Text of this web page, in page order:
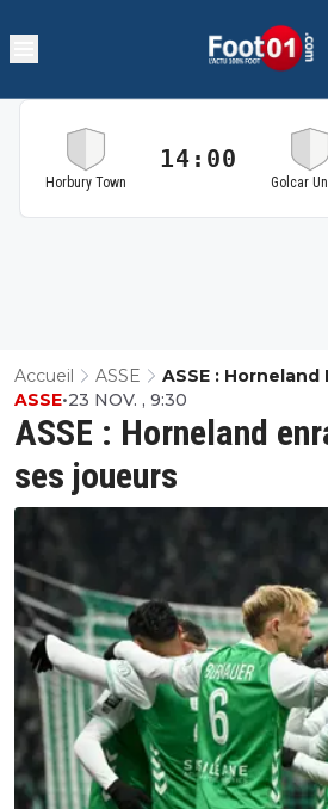
Horbury Town
14:00
Golcar
Accueil ASSE
ASSE : Horneland
Joueurs
ASSE : Horneland
ses joueurs
ASSE•23 NOV. , 9:30